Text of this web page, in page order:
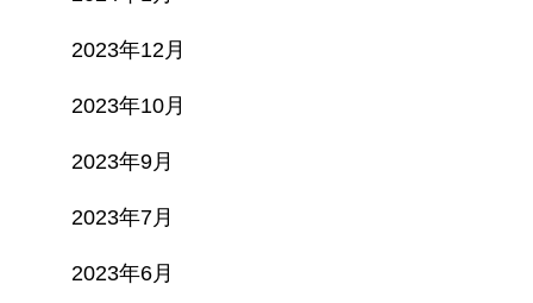
2023年12月
2023年10月
2023年9月
2023年7月
2023年6月